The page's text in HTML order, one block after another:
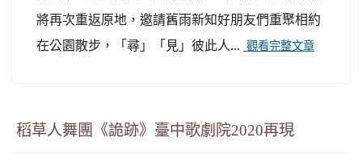
將再次重返原地，邀請舊雨新知好朋友們重聚相約
在公園散步，「尋」「見」彼此人... 觀看完整文章
稻草人舞團《詭跡》臺中歌劇院2020再現